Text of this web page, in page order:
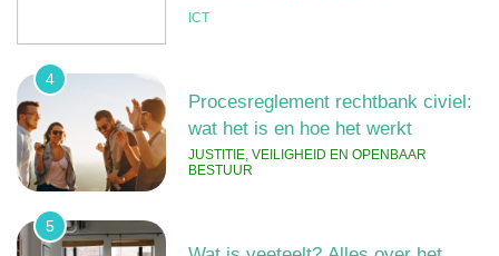
ICT
4
Procesreglement rechtbank civiel:
wat het is en hoe het werkt
JUSTITIE, VEILIGHEID EN OPENBAAR
BESTUUR
5